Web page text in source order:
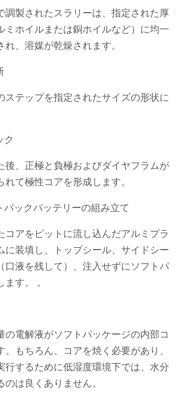
調製されたスラリーは、指定された厚
ミホイルまたは銅ホイルなど）に均一
れ、溶媒が乾燥されます。
ステップを指定されたサイズの形状に
ク
後、正極と負極およびダイヤフラムが
れて極性コアを形成します。
パックバッテリーの組み立て
コアをピットに流し込んだアルミプラ
に装填し、トップシール、サイドシー
口液を残して）、注入せずにソフトパ
す。 。
の電解液がソフトパッケージの内部コ
。もちろん、コアを焼く必要があり、
行するために低湿度環境下では、水分
は良くありません。